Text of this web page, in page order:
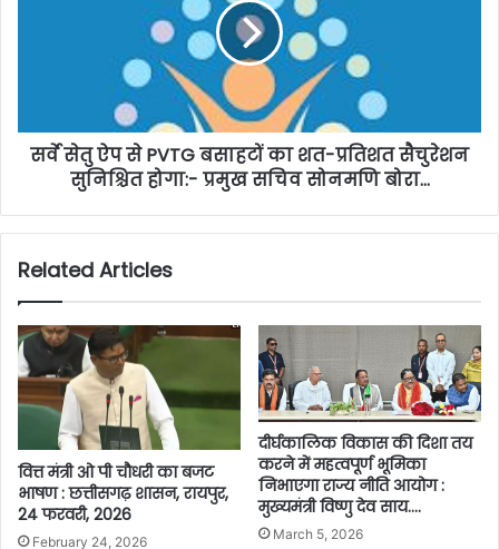
सर्वे सेतु ऐप से PVTG बसाहटों का शत-प्रतिशत सैचुरेशन
सुनिश्चित होगा:- प्रमुख सचिव सोनमणि बोरा…
Related Articles
वित्त मंत्री ओ पी चौधरी का बजट
भाषण : छत्तीसगढ़ शासन, रायपुर,
24 फरवरी, 2026
February 24, 2026
दीर्घकालिक विकास की दिशा तय
करने में महत्वपूर्ण भूमिका
निभाएगा राज्य नीति आयोग :
मुख्यमंत्री विष्णु देव साय….
March 5, 2026